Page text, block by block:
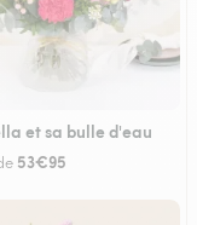
et sa bulle d'eau
53€95